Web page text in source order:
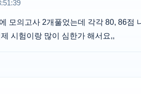
모의고사 2개풀었는데 각각 80, 86점
시험이랑 많이 심한가 해서요,,